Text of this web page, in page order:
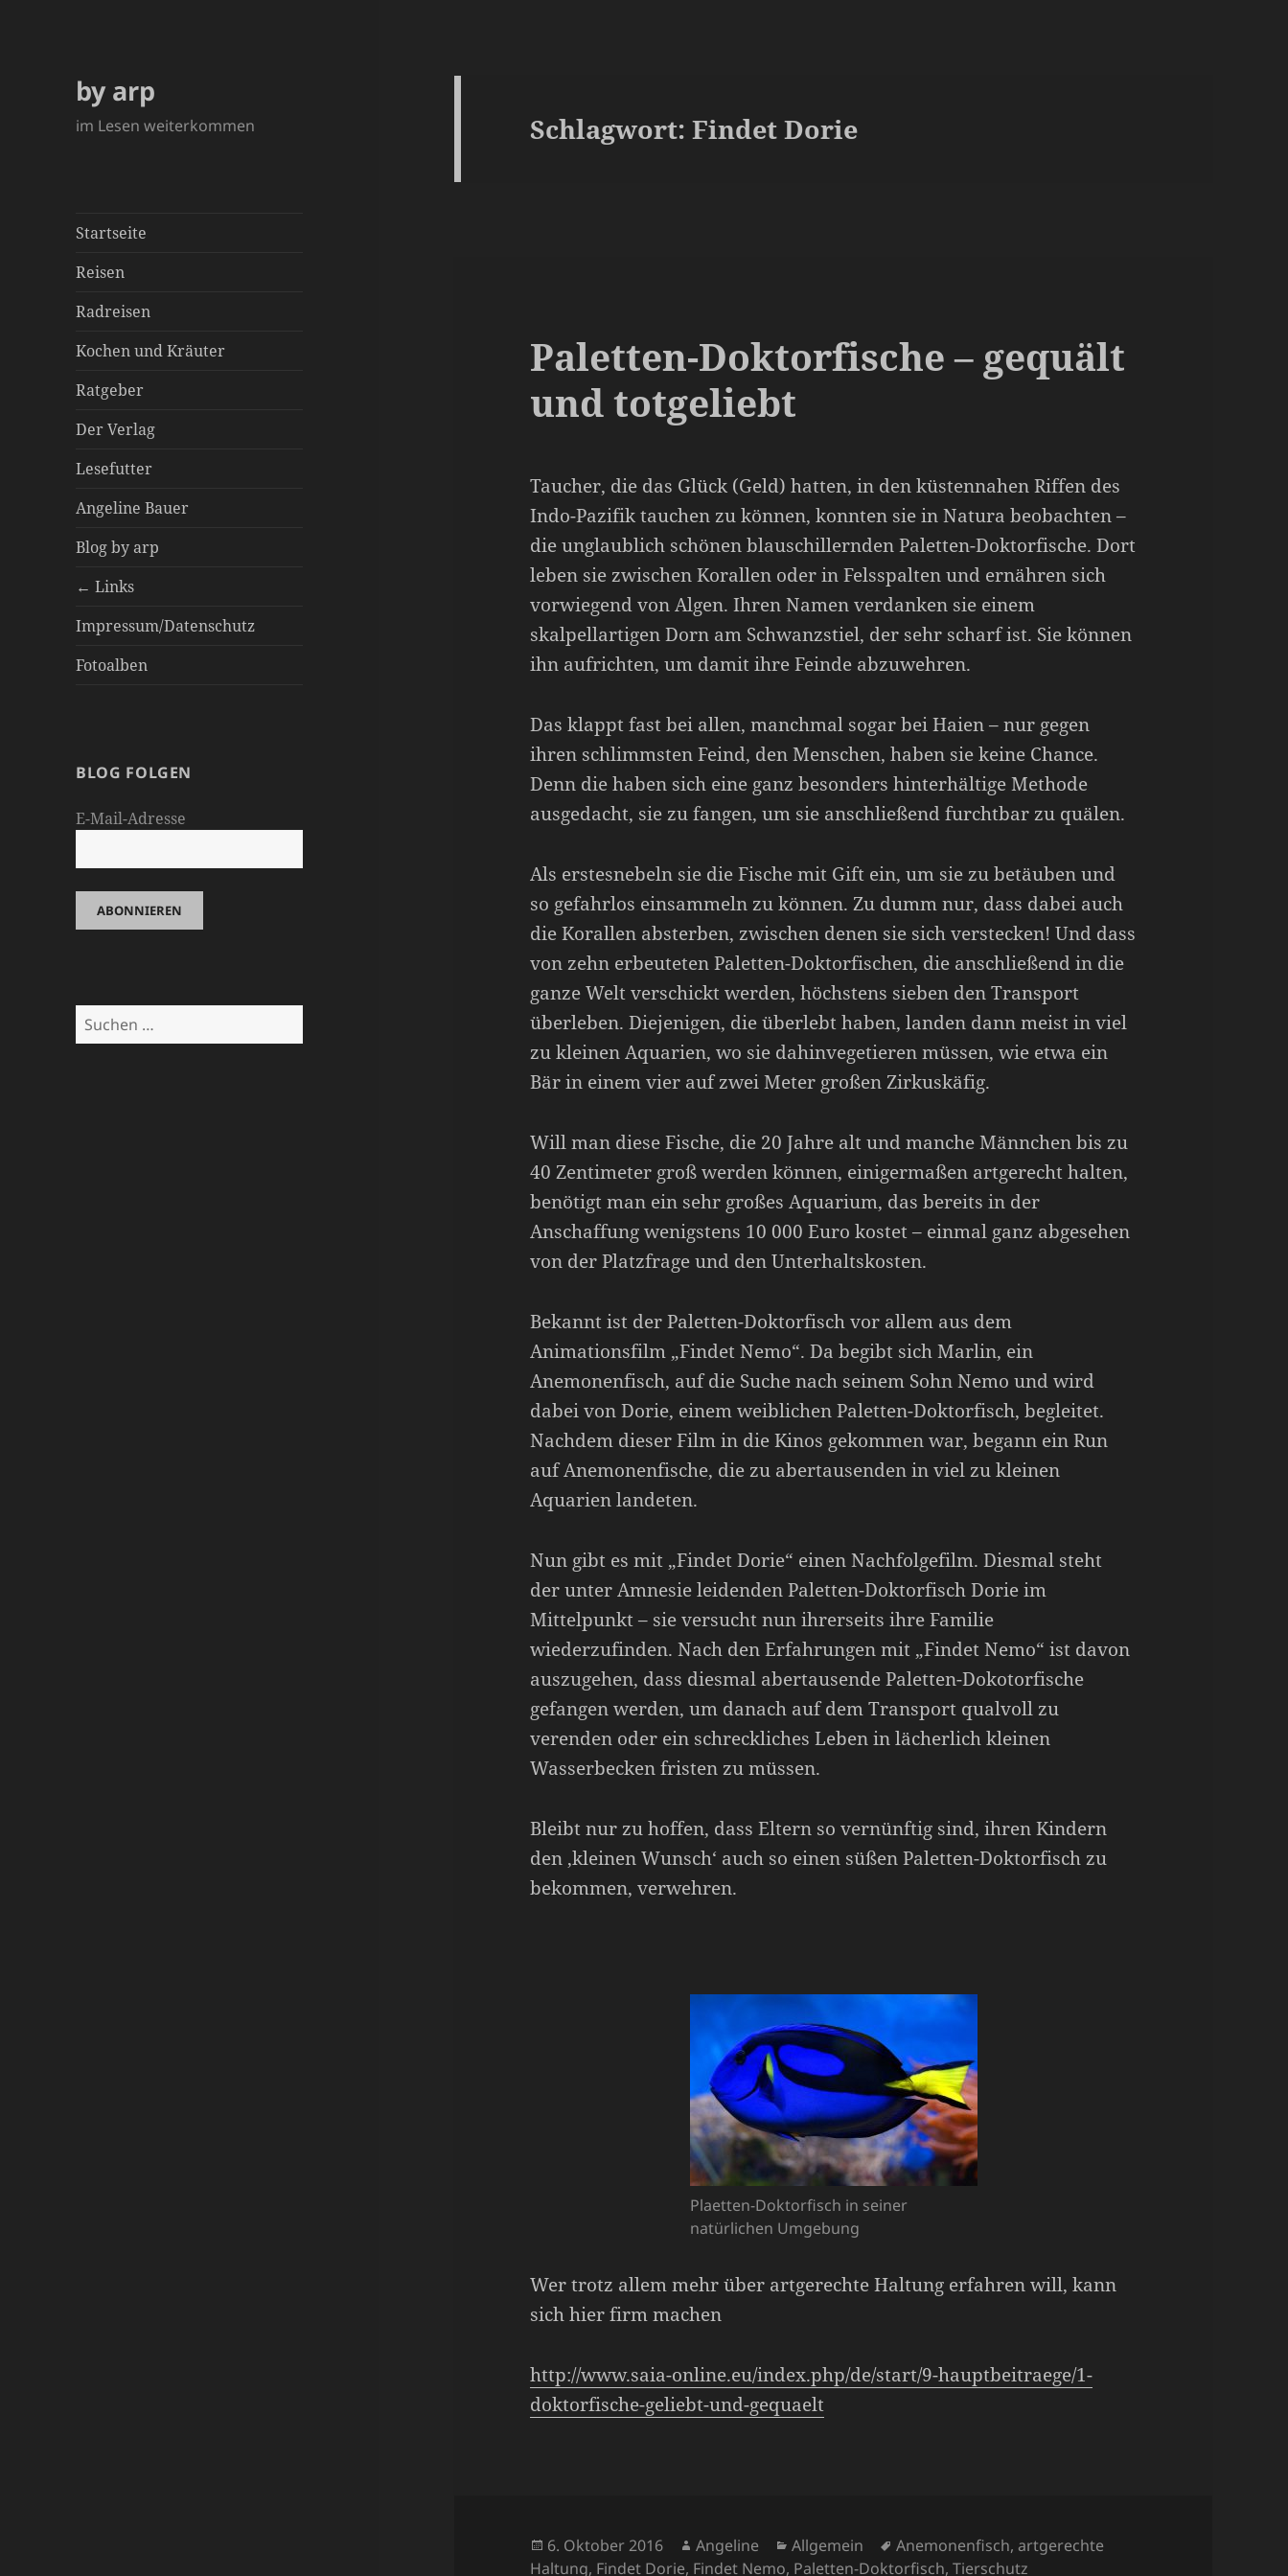
by arp
im Lesen weiterkommen
Startseite
Reisen
Radreisen
Kochen und Kräuter
Ratgeber
Der Verlag
Lesefutter
Angeline Bauer
Blog by arp
← Links
Impressum/Datenschutz
Fotoalben
BLOG FOLGEN
E-Mail-Adresse
Suchen
nach:
Schlagwort:Findet Dorie
Paletten-Doktorfische – gequält
und totgeliebt
Taucher, die das Glück (Geld) hatten, in den küstennahen Riffen des
Indo-Pazifik tauchen zu können, konnten sie in Natura beobachten –
die unglaublich schönen blauschillernden Paletten-Doktorfische. Dort
leben sie zwischen Korallen oder in Felsspalten und ernähren sich
vorwiegend von Algen. Ihren Namen verdanken sie einem
skalpellartigen Dorn am Schwanzstiel, der sehr scharf ist. Sie können
ihn aufrichten, um damit ihre Feinde abzuwehren.
Das klappt fast bei allen, manchmal sogar bei Haien – nur gegen
ihren schlimmsten Feind, den Menschen, haben sie keine Chance.
Denn die haben sich eine ganz besonders hinterhältige Methode
ausgedacht, sie zu fangen, um sie anschließend furchtbar zu quälen.
Als erstesnebeln sie die Fische mit Gift ein, um sie zu betäuben und
so gefahrlos einsammeln zu können. Zu dumm nur, dass dabei auch
die Korallen absterben, zwischen denen sie sich verstecken! Und dass
von zehn erbeuteten Paletten-Doktorfischen, die anschließend in die
ganze Welt verschickt werden, höchstens sieben den Transport
überleben. Diejenigen, die überlebt haben, landen dann meist in viel
zu kleinen Aquarien, wo sie dahinvegetieren müssen, wie etwa ein
Bär in einem vier auf zwei Meter großen Zirkuskäfig.
Will man diese Fische, die 20 Jahre alt und manche Männchen bis zu
40 Zentimeter groß werden können, einigermaßen artgerecht halten,
benötigt man ein sehr großes Aquarium, das bereits in der
Anschaffung wenigstens 10 000 Euro kostet – einmal ganz abgesehen
von der Platzfrage und den Unterhaltskosten.
Bekannt ist der Paletten-Doktorfisch vor allem aus dem
Animationsfilm „Findet Nemo“. Da begibt sich Marlin, ein
Anemonenfisch, auf die Suche nach seinem Sohn Nemo und wird
dabei von Dorie, einem weiblichen Paletten-Doktorfisch, begleitet.
Nachdem dieser Film in die Kinos gekommen war, begann ein Run
auf Anemonenfische, die zu abertausenden in viel zu kleinen
Aquarien landeten.
Nun gibt es mit „Findet Dorie“ einen Nachfolgefilm. Diesmal steht
der unter Amnesie leidenden Paletten-Doktorfisch Dorie im
Mittelpunkt – sie versucht nun ihrerseits ihre Familie
wiederzufinden. Nach den Erfahrungen mit „Findet Nemo“ ist davon
auszugehen, dass diesmal abertausende Paletten-Dokotorfische
gefangen werden, um danach auf dem Transport qualvoll zu
verenden oder ein schreckliches Leben in lächerlich kleinen
Wasserbecken fristen zu müssen.
Bleibt nur zu hoffen, dass Eltern so vernünftig sind, ihren Kindern
den ‚kleinen Wunsch‘ auch so einen süßen Paletten-Doktorfisch zu
bekommen, verwehren.
Plaetten-Doktorfisch in seiner
natürlichen Umgebung
Wer trotz allem mehr über artgerechte Haltung erfahren will, kann
sich hier firm machen
http://www.saia-online.eu/index.php/de/start/9-hauptbeitraege/1-
doktorfische-geliebt-und-gequaelt
Veröffentlicht
am
6. Oktober 2016 Autor
Angeline Kategorien
Allgemein Schlagwörter
Anemonenfisch, artgerechte
Haltung, Findet Dorie, Findet Nemo, Paletten-Doktorfisch,Tierschutz